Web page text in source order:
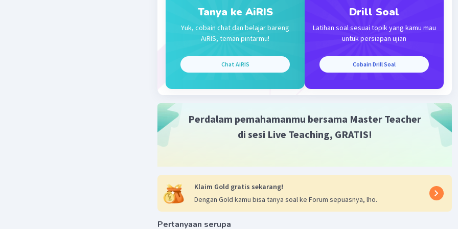
Natasya N
23 Mei 2024 04:09
1. Kehadiran tokoh yang berpengaruh di masa sekarang dikenal
dengan istilah "opinion leader" atau "pemimpin opini." Tokoh ini
lain dalam masyarakat, terutama melalui media sosial, publikasi,
2. Masa kolonial bangsa Indonesia cenderung dimiskinkan,
sedangkan penjajah hidup makmur sehingga terjadi perbedaan
Tanya ke AiRIS
Yuk, cobain chat dan belajar bareng
AiRIS, teman pintarmu!
Chat AiRIS
Drill Soal
Latihan soal sesuai topik yang kamu mau
untuk persiapan ujian
Cobain Drill Soal
Perdalam pemahamanmu bersama Master Teacher
di sesi Live Teaching, GRATIS!
Klaim Gold gratis sekarang!
Dengan Gold kamu bisa tanya soal ke Forum sepuasnya, lho.
Pertanyaan serupa